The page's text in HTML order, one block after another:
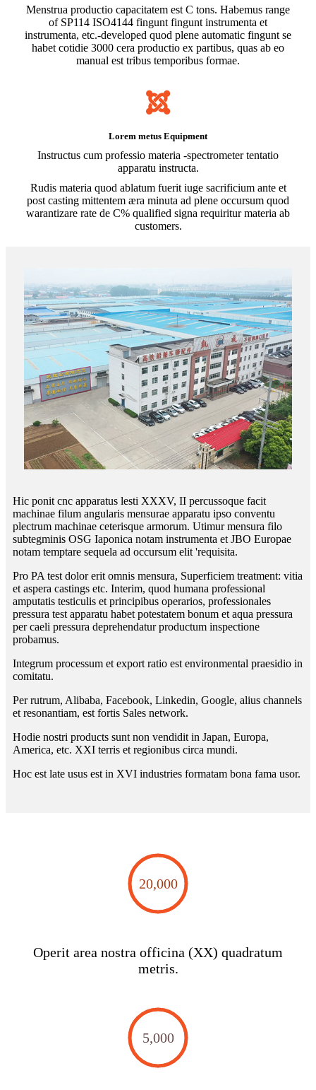
Menstrua productio capacitatem est C tons. Habemus range
of SP114 ISO4144 fingunt fingunt instrumenta et
instrumenta, etc.-developed quod plene automatic fingunt se
habet cotidie 3000 cera productio ex partibus, quas ab eo
manual est tribus temporibus formae.
Lorem metus Equipment
Instructus cum professio materia -spectrometer tentatio
apparatu instructa.
Rudis materia quod ablatum fuerit iuge sacrificium ante et
post casting mittentem æra minuta ad plene occursum quod
warantizare rate de C% qualified signa requiritur materia ab
customers.
Hic ponit cnc apparatus lesti XXXV, II percussoque facit
machinae filum angularis mensurae apparatu ipso conventu
plectrum machinae ceterisque armorum. Utimur mensura filo
subtegminis OSG Iaponica notam instrumenta et JBO Europae
notam temptare sequela ad occursum elit 'requisita.
Pro PA test dolor erit omnis mensura, Superficiem treatment: vitia
et aspera castings etc. Interim, quod humana professional
amputatis testiculis et principibus operarios, professionales
pressura test apparatu habet potestatem bonum et aqua pressura
per caeli pressura deprehendatur productum inspectione
probamus.
Integrum processum et export ratio est environmental praesidio in
comitatu.
Per rutrum, Alibaba, Facebook, Linkedin, Google, alius channels
et resonantiam, est fortis Sales network.
Hodie nostri products sunt non vendidit in Japan, Europa,
America, etc. XXI terris et regionibus circa mundi.
Hoc est late usus est in XVI industries formatam bona fama usor.
20,000
Operit area nostra officina (XX) quadratum
metris.
5,000